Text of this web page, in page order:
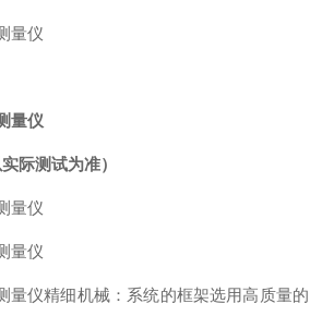
际测试为准）
精细机械：系统的框架选用高质量的